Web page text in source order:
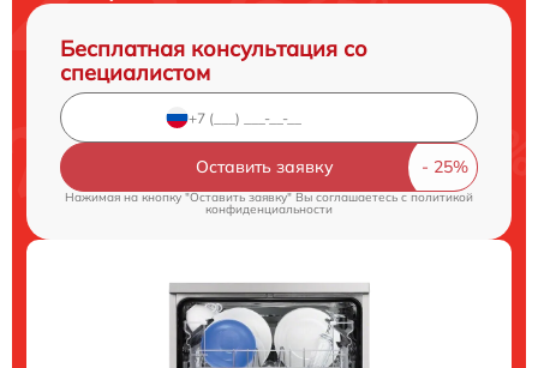
Бесплатная консультация со
специалистом
Оставить заявку
Нажимая на кнопку "Оставить заявку" Вы соглашаетесь cполитикой
конфиденциальности